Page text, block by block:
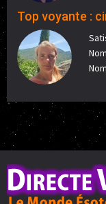
Top voyante :